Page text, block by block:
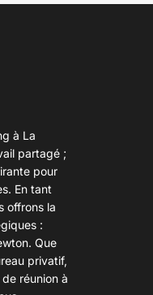
à La
partagé ;
pour
En tant
offrons la
:
Que
privatif,
réunion à